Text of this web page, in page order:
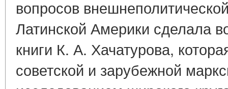
вопросов
Латинской Америки сделала
книги К. А. Хачатурова,
советской и зарубежной